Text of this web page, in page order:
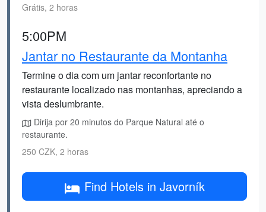
Grátis, 2 horas
5:00PM
Jantar no Restaurante da Montanha
Termine o dia com um jantar reconfortante no
restaurante localizado nas montanhas, apreciando a
vista deslumbrante.
Dirija por 20 minutos do Parque Natural até o
restaurante.
250 CZK, 2 horas
Find Hotels in Javorník